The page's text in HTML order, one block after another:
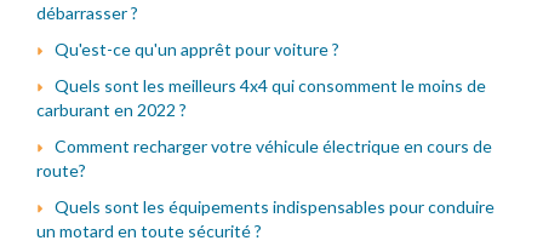
débarrasser ?
Qu'est-ce qu'un apprêt pour voiture ?
Quels sont les meilleurs 4x4 qui consomment le moins de
carburant en 2022 ?
Comment recharger votre véhicule électrique en cours de
route?
Quels sont les équipements indispensables pour conduire
un motard en toute sécurité ?